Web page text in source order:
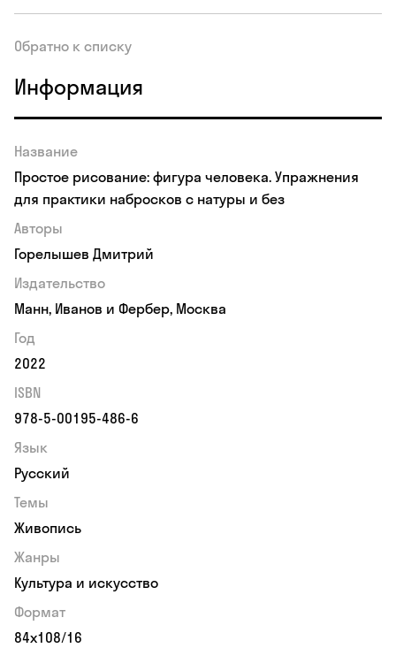
Обратно к списку
Информация
Название
Простое рисование: фигура человека. Упражнения
для практики набросков с натуры и без
Авторы
Горелышев Дмитрий
Издательство
Манн, Иванов и Фербер, Москва
Год
2022
ISBN
978-5-00195-486-6
Язык
Русский
Темы
Живопись
Жанры
Культура и искусство
Формат
84х108/16